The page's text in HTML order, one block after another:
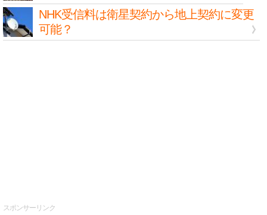
NHK受信料は衛星契約から地上契約に変更
可能？
スポンサーリンク